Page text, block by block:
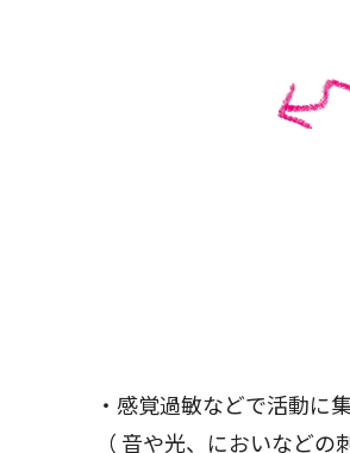
・感覚過敏などで活動に
（ 音や光、においなどの